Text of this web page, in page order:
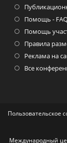
Помощь -
Помощь
Правила
Реклама на
Все
Пользовательское
Международный